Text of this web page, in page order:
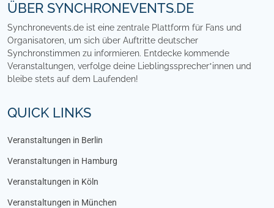
ÜBER SYNCHRONEVENTS.DE
Synchronevents.de ist eine zentrale Plattform für Fans und
Organisatoren, um sich über Auftritte deutscher
Synchronstimmen zu informieren. Entdecke kommende
Veranstaltungen, verfolge deine Lieblingssprecher*innen und
bleibe stets auf dem Laufenden!
QUICK LINKS
Veranstaltungen in Berlin
Veranstaltungen in Hamburg
Veranstaltungen in Köln
Veranstaltungen in München